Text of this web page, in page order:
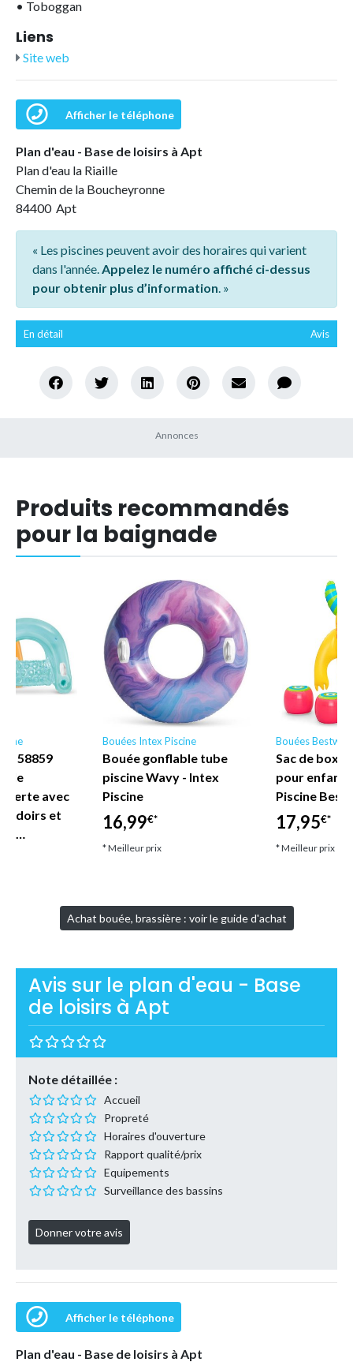
• Toboggan
Liens
Site web
Afficher le téléphone
Plan d'eau - Base de loisirs à Apt
Plan d'eau la Riaille
Chemin de la Boucheyronne
84400 Apt
« Les piscines peuvent avoir des horaires qui varient
dans l'année.Appelez le numéro affiché ci-dessus
pour obtenir plus d’information. »
En détail Avis
Produits recommandés
pour la baignade
- 58859
avec
et
Bouées Intex Piscine
Bouée gonflable tube
piscine Wavy - Intex
Piscine
16,99€*
* Meilleur prix
Bouées Bestway
Sac de boxe
pour
Piscine
17,95€*
* Meilleur prix
Achat bouée, brassière : voir le guide d'achat
Avis sur le plan d'eau - Base
de loisirs à Apt
Note détaillée :
Accueil
Propreté
Horaires d'ouverture
Rapport qualité/prix
Equipements
Surveillance des bassins
Afficher le téléphone
Plan d'eau - Base de loisirs à Apt